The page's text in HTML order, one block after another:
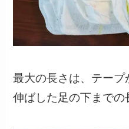
最大の長さは、テー
伸ばした足の下までの